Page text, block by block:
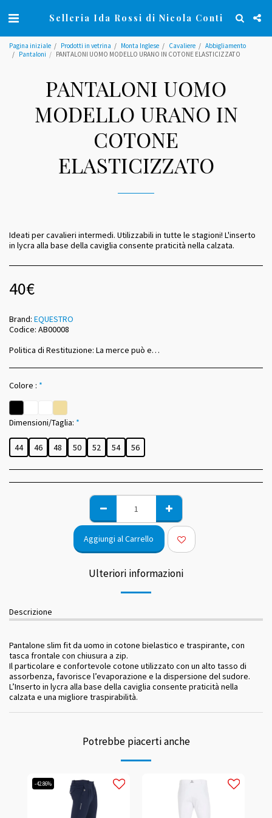
Selleria Ida Rossi di Nicola Conti
Pagina iniziale Prodotti in vetrina Monta Inglese Cavaliere
Abbigliamento
Pantaloni
PANTALONI UOMO MODELLO URANO IN COTONE ELASTICIZZATO
PANTALONI UOMO
MODELLO URANO IN
COTONE
ELASTICIZZATO
Ideati per cavalieri intermedi. Utilizzabili in tutte le stagioni! L'inserto
in lycra alla base della caviglia consente praticità nella calzata.
40€
Brand: EQUESTRO
Codice: AB00008
Politica di Restituzione: La merce può essere sostituita dopo la consegna in caso di misure o colori sbagliati entro 14 giorni dal ricevimento.
Colore : *
Dimensioni/Taglia: *
44 46 48 50 52 54 56
Aggiungi al Carrello
Ulteriori informazioni
Descrizione
Pantalone slim fit da uomo in cotone bielastico e traspirante, con
tasca frontale con chiusura a zip.
Il particolare e confortevole cotone utilizzato con un alto tasso di
assorbenza, favorisce l’evaporazione e la dispersione del sudore.
L’Inserto in lycra alla base della caviglia consente praticità nella
calzata e una migliore traspirabilità.
Potrebbe piacerti anche
-42.86%